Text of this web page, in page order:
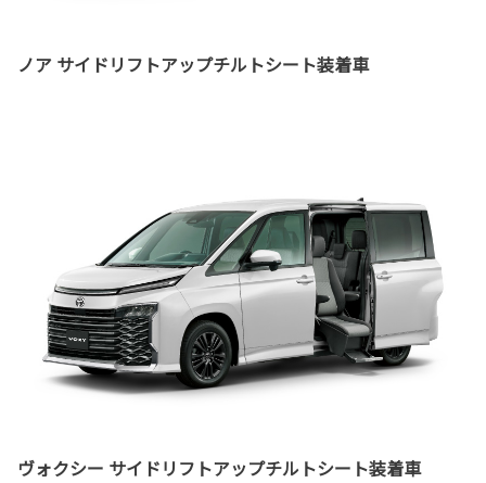
ノア サイドリフトアップチルトシート装着車
ヴォクシー サイドリフトアップチルトシート装着車